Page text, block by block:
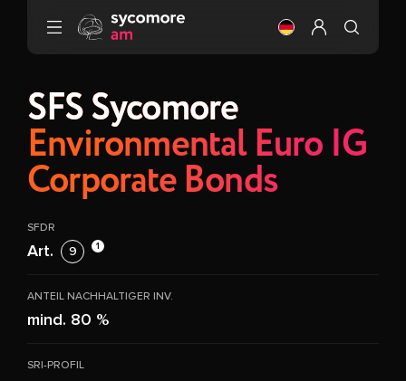
Gehen Sie zu Inhalt
Ändere dieMein Profil
SFS Sycomore
Environmental Euro IG
Corporate Bonds
SFDR
Art. 9 1
ANTEIL NACHHALTIGER INV.
mind. 80 %
SRI-PROFIL